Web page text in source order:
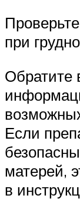
при
Обратите
Если
матерей,
в